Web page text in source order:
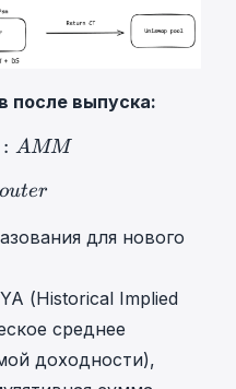
после выпуска:
A+CT:
: AMM
S:Ro
outer
для нового
(Historical Implied
среднее
доходности),